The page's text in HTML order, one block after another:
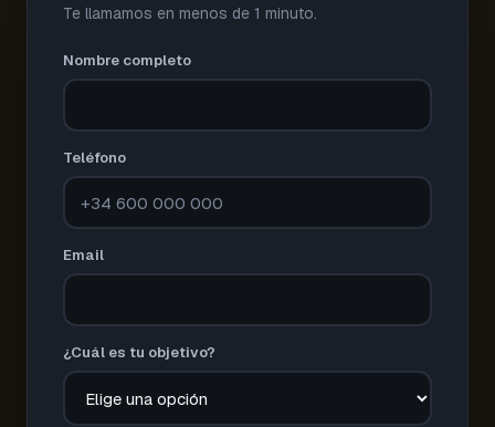
Te llamamos en menos de 1 minuto.
Nombre completo
Teléfono
Email
¿Cuál es tu objetivo?